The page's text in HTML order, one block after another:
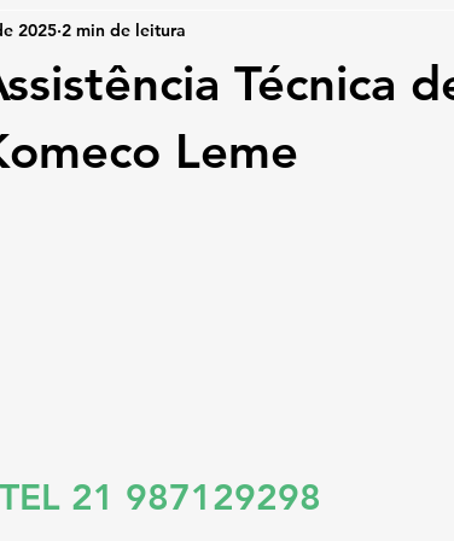
Técnica
Leme
2025 2 min de leitura
TEL 21 987129298